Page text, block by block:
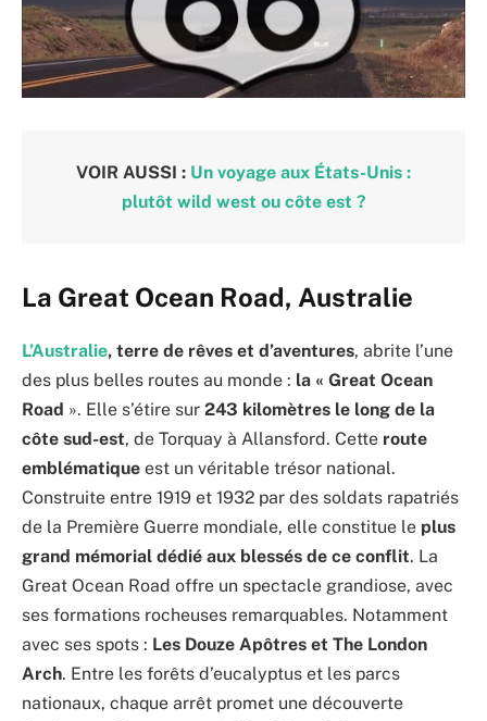
VOIR AUSSI : Un voyage aux États-Unis :
plutôt wild west ou côte est ?
La Great Ocean Road, Australie
L’Australie, terre de rêves et d’aventures, abrite l’une
des plus belles routes au monde : la « Great Ocean
Road ». Elle s’étire sur 243 kilomètres le long de la
côte sud-est, de Torquay à Allansford. Cette route
emblématique est un véritable trésor national.
Construite entre 1919 et 1932 par des soldats rapatriés
de la Première Guerre mondiale, elle constitue le plus
grand mémorial dédié aux blessés de ce conflit. La
Great Ocean Road offre un spectacle grandiose, avec
ses formations rocheuses remarquables. Notamment
avec ses spots : Les Douze Apôtres et The London
Arch. Entre les forêts d’eucalyptus et les parcs
nationaux, chaque arrêt promet une découverte